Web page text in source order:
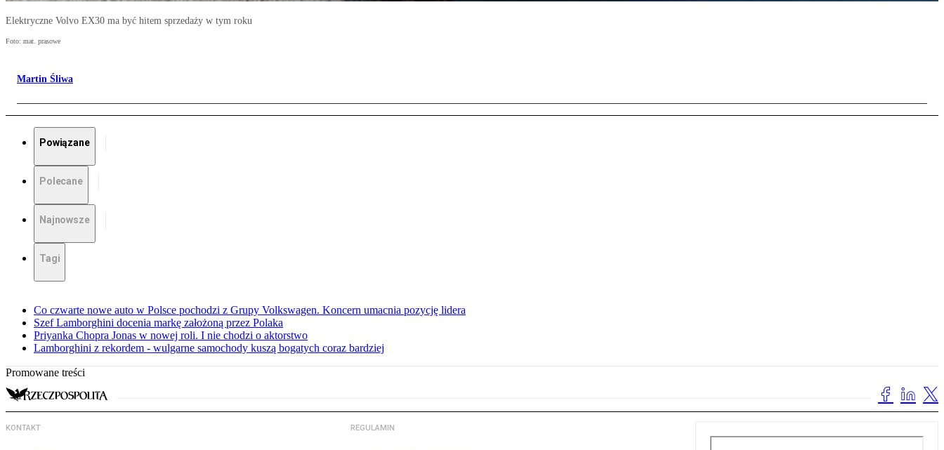
Elektryczne Volvo EX30 ma być hitem sprzedaży w tym roku
Foto: mat. prasowe
Martin Śliwa
Powiązane
Polecane
Najnowsze
Tagi
Co czwarte nowe auto w Polsce pochodzi z Grupy Volkswagen. Koncern umacnia pozycję lidera
Szef Lamborghini docenia markę założoną przez Polaka
Priyanka Chopra Jonas w nowej roli. I nie chodzi o aktorstwo
Lamborghini z rekordem - wulgarne samochody kuszą bogatych coraz bardziej
Promowane treści
KONTAKT REGULAMIN